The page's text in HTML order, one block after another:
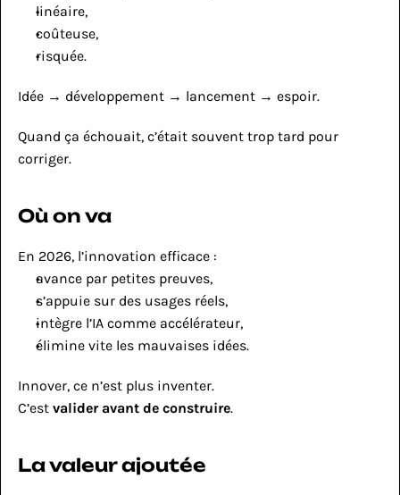
linéaire,
coûteuse,
risquée.
Idée → développement → lancement → espoir.
Quand ça échouait, c’était souvent trop tard pour
corriger.
Où on va
En 2026, l’innovation efficace :
avance par petites preuves,
s’appuie sur des usages réels,
intègre l’IA comme accélérateur,
élimine vite les mauvaises idées.
Innover, ce n’est plus inventer.
C’est valider avant de construire.
La valeur ajoutée